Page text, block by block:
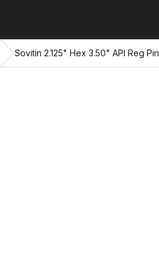
Sovitin 2.125" Hex 3.50" API Reg Pin